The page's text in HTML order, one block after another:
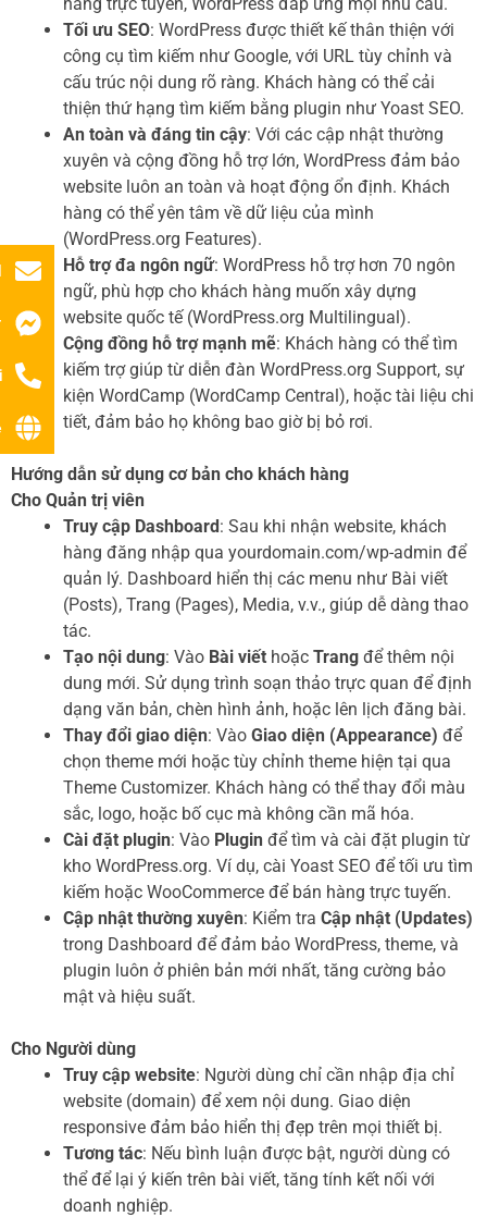
Tối ưu SEO: WordPress được thiết kế thân thiện với
công cụ tìm kiếm như Google, với URL tùy chỉnh và
cấu trúc nội dung rõ ràng. Khách hàng có thể cải
thiện thứ hạng tìm kiếm bằng plugin như Yoast SEO.
An toàn và đáng tin cậy: Với các cập nhật thường
xuyên và cộng đồng hỗ trợ lớn, WordPress đảm bảo
website luôn an toàn và hoạt động ổn định. Khách
hàng có thể yên tâm về dữ liệu của mình
(WordPress.org Features).
Hỗ trợ đa ngôn ngữ: WordPress hỗ trợ hơn 70 ngôn
ngữ, phù hợp cho khách hàng muốn xây dựng
website quốc tế (WordPress.org Multilingual).
Cộng đồng hỗ trợ mạnh mẽ: Khách hàng có thể tìm
kiếm trợ giúp từ diễn đàn WordPress.org Support, sự
kiện WordCamp (WordCamp Central), hoặc tài liệu chi
tiết, đảm bảo họ không bao giờ bị bỏ rơi.
Hướng dẫn sử dụng cơ bản cho khách hàng
Cho Quản trị viên
Truy cập Dashboard: Sau khi nhận website, khách
hàng đăng nhập qua yourdomain.com/wp-admin để
quản lý. Dashboard hiển thị các menu như Bài viết
(Posts), Trang (Pages), Media, v.v., giúp dễ dàng thao
tác.
Tạo nội dung: Vào Bài viết hoặc Trang để thêm nội
dung mới. Sử dụng trình soạn thảo trực quan để định
dạng văn bản, chèn hình ảnh, hoặc lên lịch đăng bài.
Thay đổi giao diện: Vào Giao diện (Appearance) để
chọn theme mới hoặc tùy chỉnh theme hiện tại qua
Theme Customizer. Khách hàng có thể thay đổi màu
sắc, logo, hoặc bố cục mà không cần mã hóa.
Cài đặt plugin: Vào Plugin để tìm và cài đặt plugin từ
kho WordPress.org. Ví dụ, cài Yoast SEO để tối ưu tìm
kiếm hoặc WooCommerce để bán hàng trực tuyến.
Cập nhật thường xuyên: Kiểm tra Cập nhật (Updates)
trong Dashboard để đảm bảo WordPress, theme, và
plugin luôn ở phiên bản mới nhất, tăng cường bảo
mật và hiệu suất.
Cho Người dùng
Truy cập website: Người dùng chỉ cần nhập địa chỉ
website (domain) để xem nội dung. Giao diện
responsive đảm bảo hiển thị đẹp trên mọi thiết bị.
Tương tác: Nếu bình luận được bật, người dùng có
thể để lại ý kiến trên bài viết, tăng tính kết nối với
doanh nghiệp.